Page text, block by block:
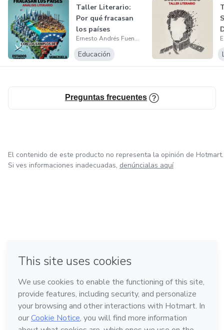
Taller Literario:
Por qué fracasan
los países
Ernesto Andrés Fuenmayor
Educación
Preguntas frecuentes
El contenido de este producto no representa la opinión de Hotmart.
Si ves informaciones inadecuadas, denúncialas aquí
Hecho con❤ en Ciudad de México
Conoce Hotmart